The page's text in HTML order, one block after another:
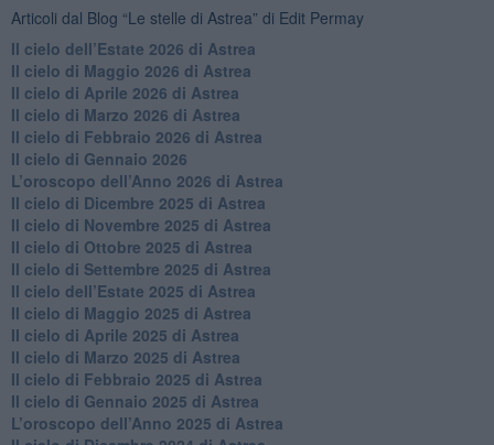
Articoli dal Blog “Le stelle di Astrea” di Edit Permay
​Il cielo dell’Estate 2026 di Astrea
​Il cielo di Maggio 2026 di Astrea
​Il cielo di Aprile 2026 di Astrea
​Il cielo di Marzo 2026 di Astrea
​Il cielo di Febbraio 2026 di Astrea
Il cielo di Gennaio 2026
​L’oroscopo dell’Anno 2026 di Astrea
​Il cielo di Dicembre 2025 di Astrea
​Il cielo di Novembre 2025 di Astrea
​Il cielo di Ottobre 2025 di Astrea
Il cielo di Settembre 2025 di Astrea
Il cielo dell’Estate 2025 di Astrea
​Il cielo di Maggio 2025 di Astrea
​Il cielo di Aprile 2025 di Astrea
Il cielo di Marzo 2025 di Astrea
​Il cielo di Febbraio 2025 di Astrea
Il cielo di Gennaio 2025 di Astrea
​L’oroscopo dell’Anno 2025 di Astrea